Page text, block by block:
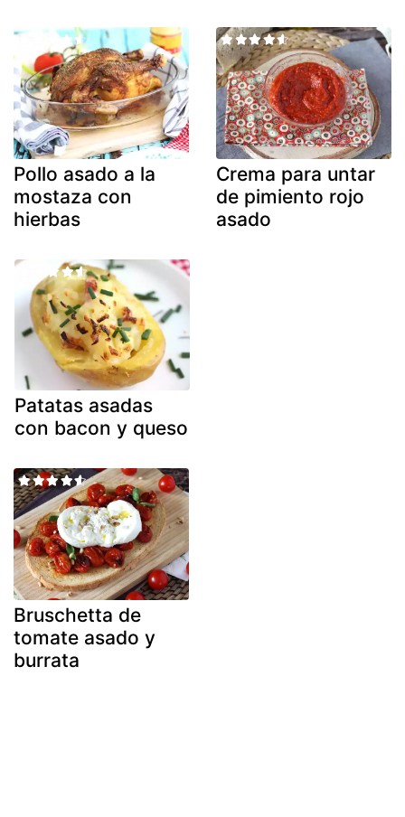
Pollo asado a la
mostaza con
hierbas
Crema para untar
de pimiento rojo
asado
Patatas asadas
con bacon y queso
Bruschetta de
tomate asado y
burrata